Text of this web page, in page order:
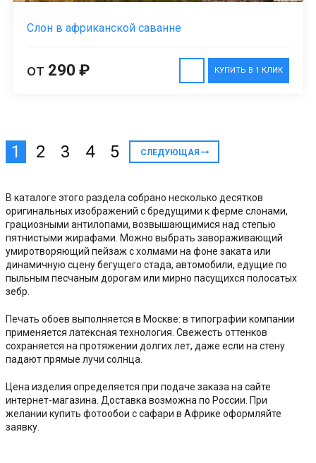
Слон в африканской саванне
КУПИТЬ В 1 КЛИК
от 290 ₽
1 2 3 4 5 СЛЕДУЮЩАЯ
В каталоге этого раздела собрано несколько десятков
оригинальных изображений с бредущими к ферме слонами,
грациозными антилопами, возвышающимися над степью
пятнистыми жирафами. Можно выбрать завораживающий
умиротворяющий пейзаж с холмами на фоне заката или
динамичную сцену бегущего стада, автомобили, едущие по
пыльным песчаным дорогам или мирно пасущихся полосатых
зебр.
Печать обоев выполняется в Москве: в типографии компании
применяется латексная технология. Свежесть оттенков
сохраняется на протяжении долгих лет, даже если на стену
падают прямые лучи солнца.
Цена изделия определяется при подаче заказа на сайте
интернет-магазина. Доставка возможна по России. При
желании купить фотообои с сафари в Африке оформляйте
заявку.